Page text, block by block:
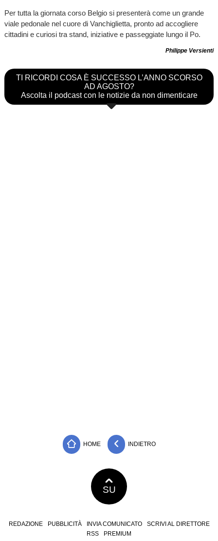
Per tutta la giornata corso Belgio si presenterà come un grande
viale pedonale nel cuore di Vanchiglietta, pronto ad accogliere
cittadini e curiosi tra stand, iniziative e passeggiate lungo il Po.
Philippe Versienti
TI RICORDI COSA È SUCCESSO L’ANNO SCORSO
AD AGOSTO?
Ascolta il podcast con le notizie da non dimenticare
HOME INDIETRO
SU
REDAZIONE PUBBLICITÀ INVIA COMUNICATO
SCRIVI AL DIRETTORE
RSS
PREMIUM